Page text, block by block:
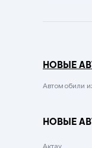
НОВЫЕ
Автомобили
НОВЫЕ
Актау